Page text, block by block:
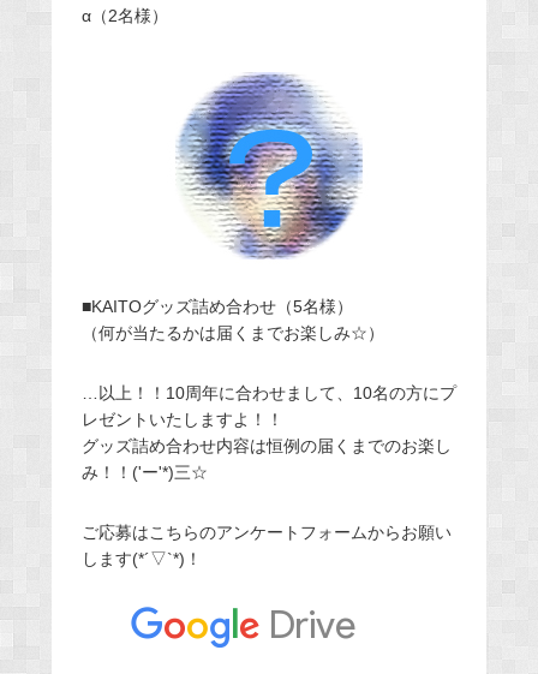
α（2名様）
■KAITOグッズ詰め合わせ（5名様）
（何が当たるかは届くまでお楽しみ☆）
…以上！！10周年に合わせまして、10名の方にプ
レゼントいたしますよ！！
グッズ詰め合わせ内容は恒例の届くまでのお楽し
み！！('ー'*)三☆
ご応募はこちらのアンケートフォームからお願い
します(*´▽`*)！